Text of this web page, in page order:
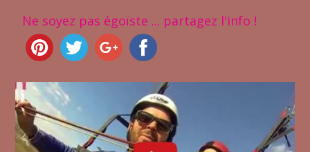
Ne soyez pas égoïste ... partagez l'info !